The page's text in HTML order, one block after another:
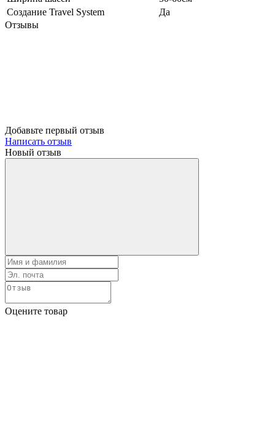
Создание Travel System
Да
Отзывы
Добавьте первый отзыв
Написать отзыв
Новый отзыв
Оцените товар